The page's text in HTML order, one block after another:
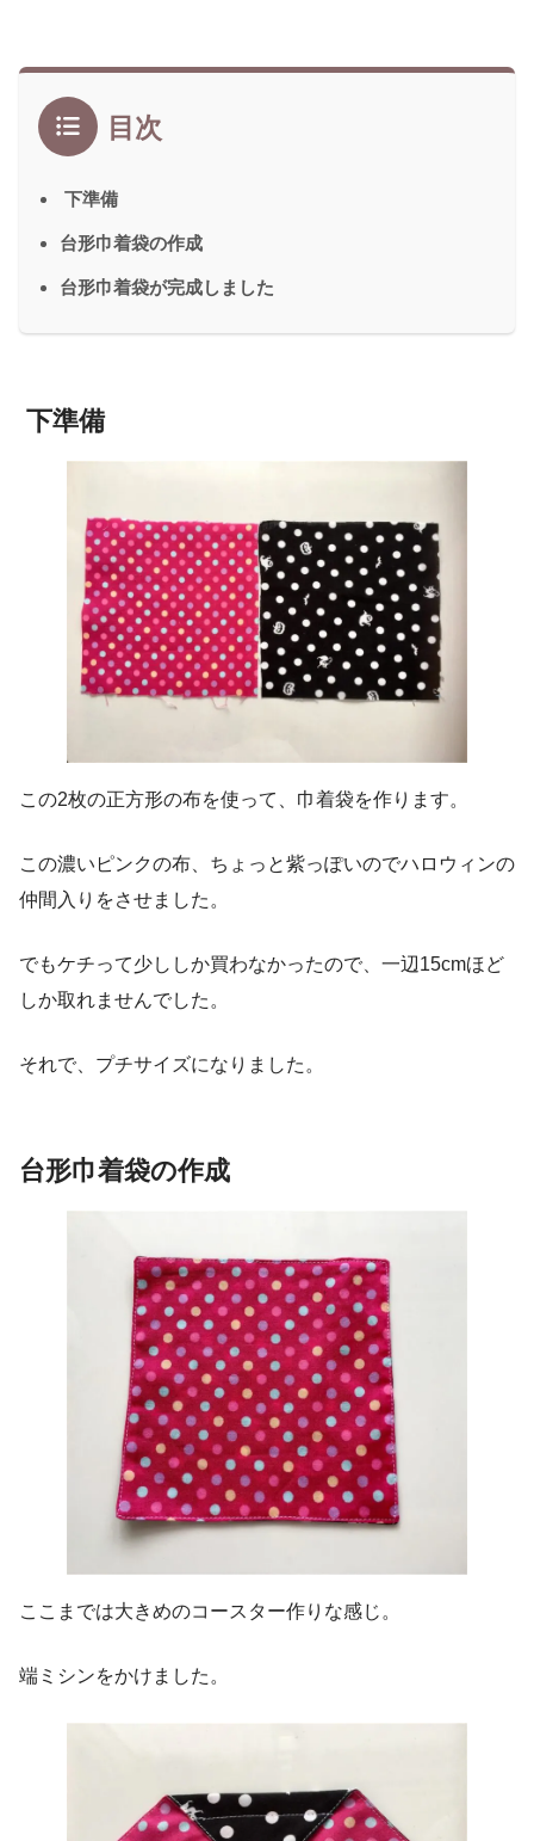
目次
下準備
台形巾着袋の作成
台形巾着袋が完成しました
下準備
この2枚の正方形の布を使って、巾着袋を作ります。
この濃いピンクの布、ちょっと紫っぽいのでハロウィンの
仲間入りをさせました。
でもケチって少ししか買わなかったので、一辺15cmほど
しか取れませんでした。
それで、プチサイズになりました。
台形巾着袋の作成
ここまでは大きめのコースター作りな感じ。
端ミシンをかけました。